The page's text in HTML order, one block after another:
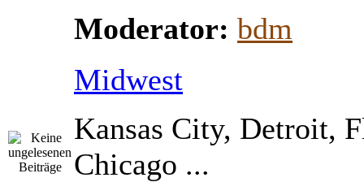
Moderator: bdm
Midwest
Kansas City, Detroit,
Chicago ...